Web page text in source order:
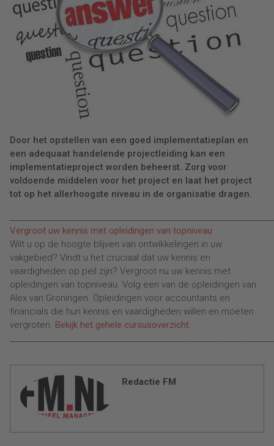
Door het opstellen van een goed implementatieplan en
een adequaat handelende projectleiding kan een
implementatieproject worden beheerst. Zorg voor
voldoende middelen voor het project en laat het project
tot op het allerhoogste niveau in de organisatie dragen.
Vergroot uw kennis met opleidingen van topniveau
Wilt u op de hoogte blijven van ontwikkelingen in uw
vakgebied? Vindt u het cruciaal dat uw kennis en
vaardigheden op peil zijn? Vergroot nu uw kennis met
opleidingen van topniveau. Volg een van de opleidingen van
Alex van Groningen. Opleidingen voor accountants en
financials die hun kennis en vaardigheden willen en moeten
vergroten. Bekijk het gehele cursusoverzicht.
Redactie FM